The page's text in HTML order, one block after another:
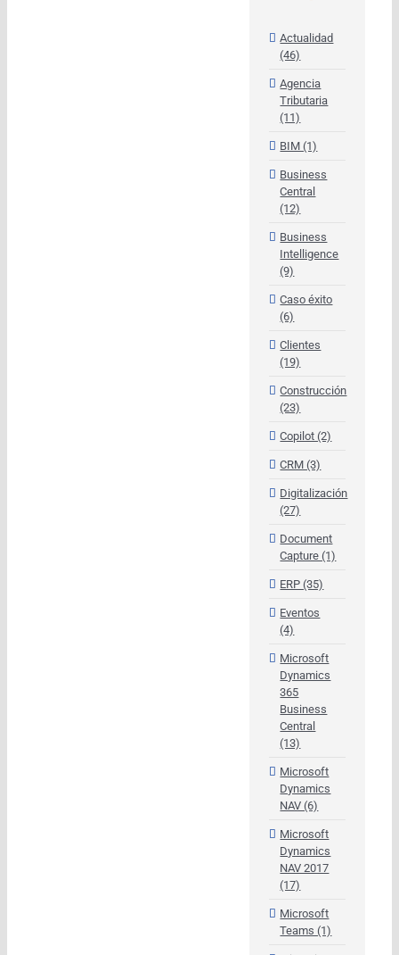
Actualidad
(46)
Agencia
Tributaria
(11)
BIM (1)
Business
Central
(12)
Business
Intelligence
(9)
Caso éxito
(6)
Clientes
(19)
Construcción
(23)
Copilot (2)
CRM (3)
Digitalización
(27)
Document
Capture (1)
ERP (35)
Eventos
(4)
Microsoft
Dynamics
365
Business
Central
(13)
Microsoft
Dynamics
NAV (6)
Microsoft
Dynamics
NAV 2017
(17)
Microsoft
Teams (1)